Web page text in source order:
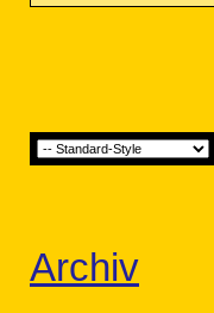
Archiv